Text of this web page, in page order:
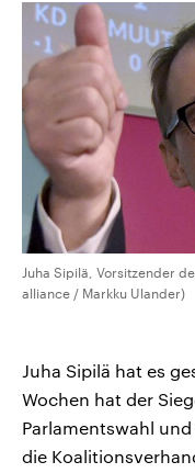
Juha Sipilä, Vorsitzender
alliance / Markku Ulander)
Juha Sipilä hat es
Wochen hat der
Parlamentswahl
die